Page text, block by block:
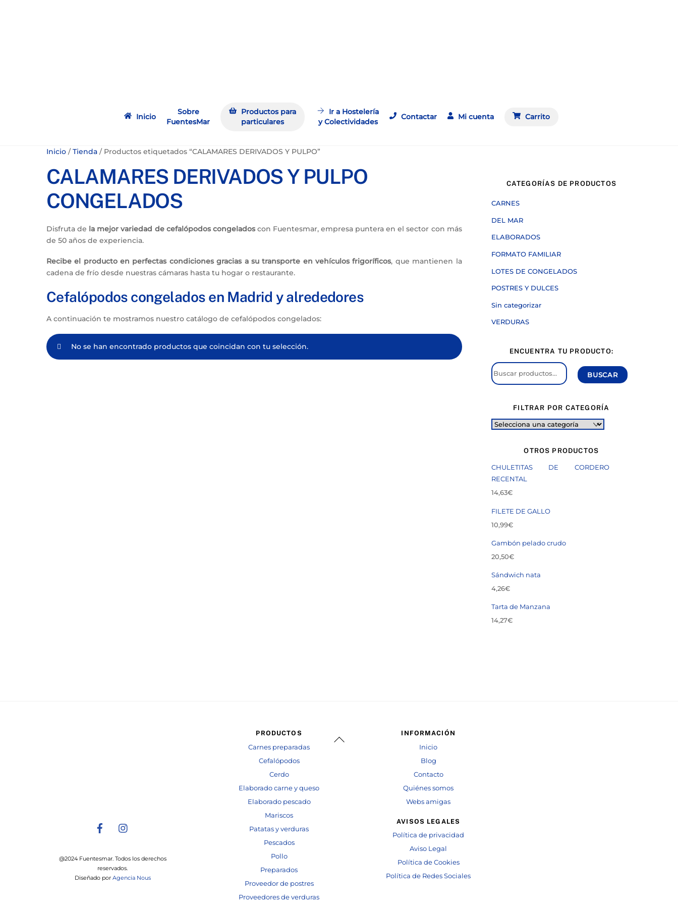
Inicio
Sobre
FuentesMar
Productos para
particulares
Ir a Hostelería
y Colectividades
Contactar Mi cuenta Carrito
Inicio /Tienda / Productos etiquetados “CALAMARES DERIVADOS Y PULPO”
CALAMARES DERIVADOS Y PULPO
CONGELADOS
Disfruta de la mejor variedad de cefalópodos congeladoscon Fuentesmar, empresa puntera en el sector con más
de 50 años de experiencia.
Recibe el producto en perfectas condiciones gracias a su transporte en vehículos frigoríficos, que mantienen la
cadena de frío desde nuestras cámaras hasta tu hogar o restaurante.
Cefalópodos congelados en Madrid y alrededores
A continuación te mostramos nuestro catálogo de cefalópodos congelados:
No se han encontrado productos que coincidan con tu selección.
CATEGORÍAS DE PRODUCTOS
CARNES
DEL MAR
ELABORADOS
FORMATO FAMILIAR
LOTES DE CONGELADOS
POSTRES Y DULCES
Sin categorizar
VERDURAS
ENCUENTRA TU PRODUCTO:
Buscar
por:
BUSCAR
FILTRAR POR CATEGORÍA
OTROS PRODUCTOS
CHULETITAS DE CORDERO
RECENTAL
14,63€
FILETE DE GALLO
10,99€
Gambón pelado crudo
20,50€
Sándwich nata
4,26€
Tarta de Manzana
14,27€
Back
@2024 Fuentesmar. Todos los derechos
reservados.
Diseñado por Agencia Nous
PRODUCTOS
Carnes preparadas
Cefalópodos
Cerdo
Elaborado carne y queso
Elaborado pescado
Mariscos
Patatas y verduras
Pescados
Pollo
Preparados
Proveedor de postres
Proveedores de verduras
INFORMACIÓN
Inicio
Blog
Contacto
Quiénes somos
Webs amigas
AVISOS LEGALES
Política de privacidad
Aviso Legal
Política de Cookies
Política de Redes Sociales